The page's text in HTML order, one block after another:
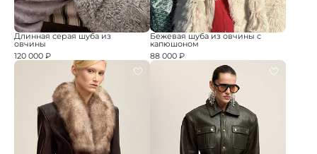
Длинная серая шуба из
овчины
120 000 ₽
Бежевая шуба из овчины с
капюшоном
88 000 ₽